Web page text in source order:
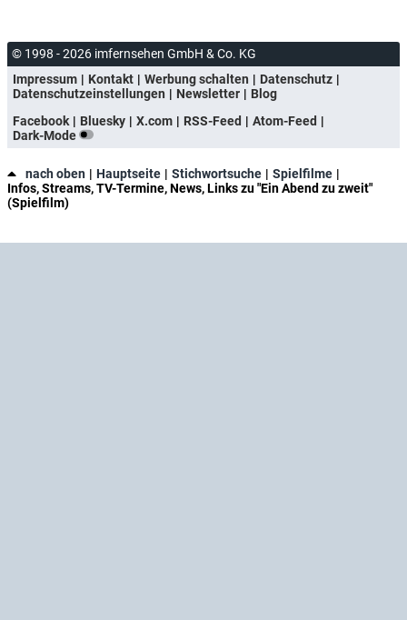
© 1998 - 2026 imfernsehen GmbH & Co. KG
Impressum
Kontakt Werbung schalten
Datenschutz
Datenschutzeinstellungen
Newsletter
Blog
Facebook
Bluesky X.com RSS-Feed
Atom-Feed
Dark-Mode
nach oben Hauptseite Stichwortsuche
Spielfilme
Infos, Streams, TV-Termine, News, Links zu "Ein Abend zu zweit"
(Spielfilm)